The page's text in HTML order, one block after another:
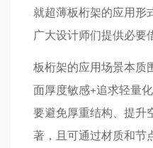
就超薄板桁架的应用形
广大设计师们提供必要
板桁架的应用场景本质
面厚度敏感+追求轻量
要避免厚重结构、提升
著，且可通过材质和节